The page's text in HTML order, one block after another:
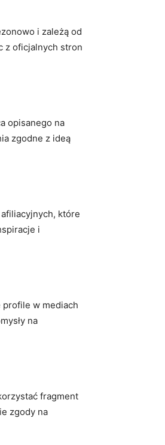
i zależą od
z oficjalnych stron
opisanego na
zgodne z ideą
które
i
profile w mediach
na
fragment
zgody na